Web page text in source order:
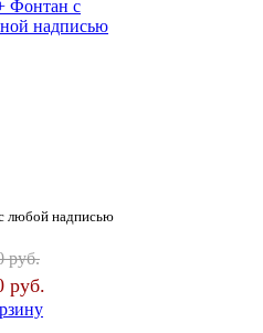
любой надписью
руб.
руб.